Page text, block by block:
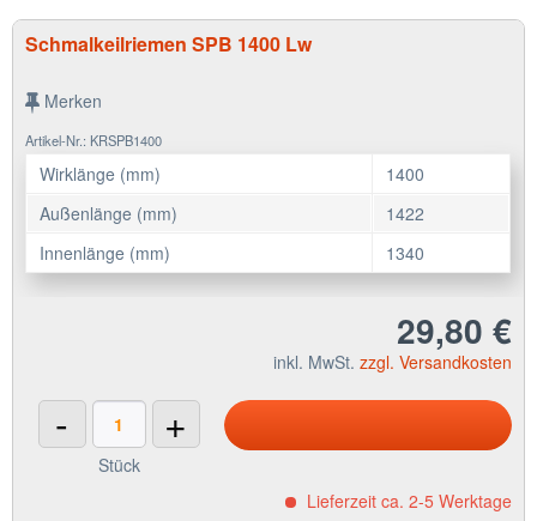
Schmalkeilriemen SPB 1400 Lw
Merken
Artikel-Nr.: KRSPB1400
Wirklänge (mm)
1400
Außenlänge (mm)
1422
Innenlänge (mm)
1340
29,80 €
inkl. MwSt. zzgl. Versandkosten
- +
Stück
Lieferzeit ca. 2-5 Werktage